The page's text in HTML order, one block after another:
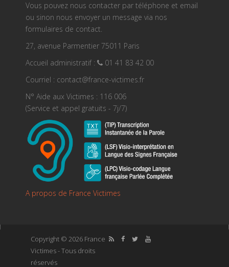
Vous pouvez nous contacter par téléphone et email
ou sinon nous envoyer un message via nos
formulaires de contact.
27, avenue Parmentier 75011 Paris
Accueil administratif :
01 41 83 42 00
Courriel : contact@france-victimes.fr
N° Aide aux Victimes : 116 006
(Service et appel gratuits - 7j/7)
A propos de France Victimes
Copyright © 2026 France
Victimes - Tous droits
réservés